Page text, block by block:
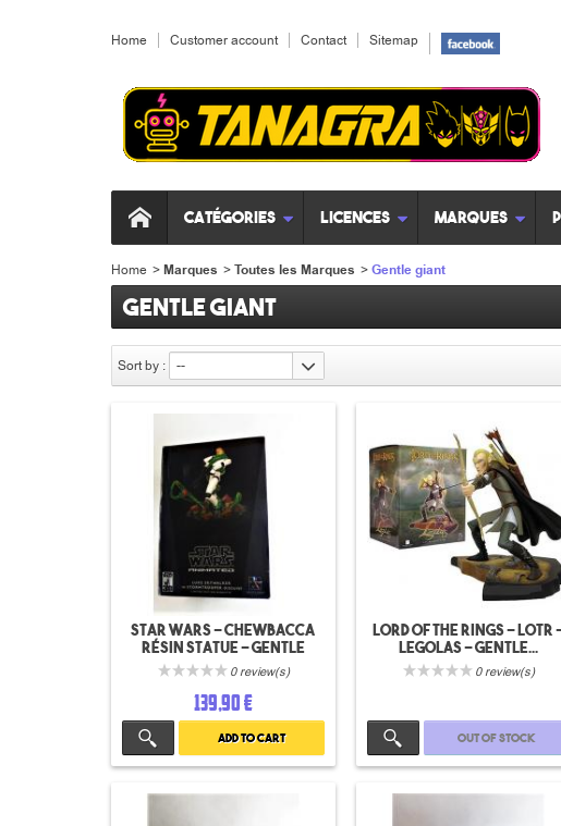
Home Customer account Contact Sitemap
Catégories Licences Marques
Home >Marques >Toutes les Marques >Gentle giant
Gentle giant
Sort by : --
Star wars - Chewbacca
résin statue - gentle
giant0 review(s)
139,90 €
Add to cart
Lord of the rings - LOTR
Legolas - Gentle...
0 review(s)
Out of stock